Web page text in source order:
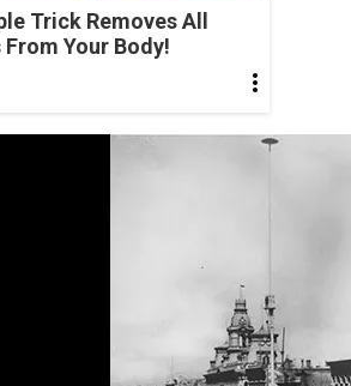
Trick Removes All
Your Body!